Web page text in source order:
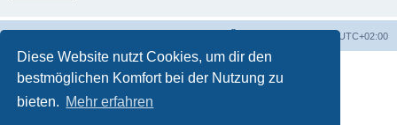
Diese Website nutzt Cookies, um dir den
bestmöglichen Komfort bei der Nutzung zu
bieten. Mehr erfahren
UTC+02:00